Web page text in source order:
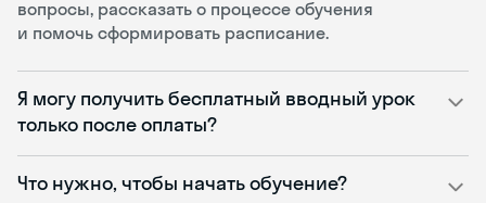
вопросы, рассказать о процессе обучения
и помочь сформировать расписание.
Я могу получить бесплатный вводный урок
только после оплаты?
Что нужно, чтобы начать обучение?